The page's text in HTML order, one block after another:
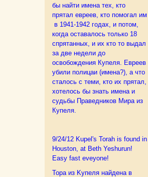
бы найти имена тех, кто
прятал евреев, кто помогал им
в 1941-1942 годах, и потом,
когда оставалось только 18
спрятанных, и их кто то выдал
за две недели до
освобождения Купеля. Евреев
убили полицаи (имена?), а что
сталось с теми, кто их прятал,
хотелось бы знать имена и
судьбы Праведников Мира из
Купеля.
9/24/12 Kupel's Torah is found in
Houston, at Beth Yeshurun!
Easy fast eveyone!
Тора из Kупеля найдена в